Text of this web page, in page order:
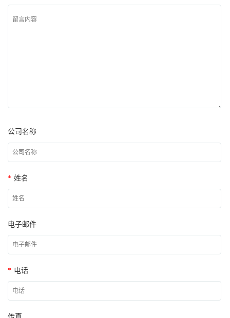
公司名称
* 姓名
电子邮件
* 电话